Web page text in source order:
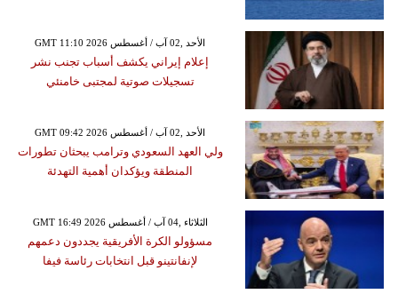
GMT 11:10 2026 الأحد ,02 آب / أغسطس
إعلام إيراني يكشف أسباب تجنب نشر
تسجيلات صوتية لمجتبى خامنئي
GMT 09:42 2026 الأحد ,02 آب / أغسطس
ولي العهد السعودي وترامب يبحثان تطورات
المنطقة ويؤكدان أهمية التهدئة
GMT 16:49 2026 الثلاثاء ,04 آب / أغسطس
مسؤولو الكرة الأفريقية يجددون دعمهم
لإنفانتينو قبل انتخابات رئاسة فيفا